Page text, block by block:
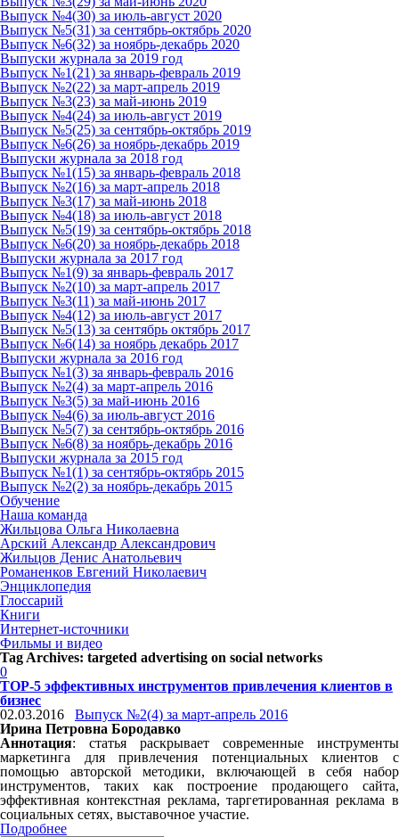
Выпуск №4(30) за июль-август 2020
Выпуск №5(31) за сентябрь-октябрь 2020
Выпуск №6(32) за ноябрь-декабрь 2020
Выпуски журнала за 2019 год
Выпуск №1(21) за январь-февраль 2019
Выпуск №2(22) за март-апрель 2019
Выпуск №3(23) за май-июнь 2019
Выпуск №4(24) за июль-август 2019
Выпуск №5(25) за сентябрь-октябрь 2019
Выпуск №6(26) за ноябрь-декабрь 2019
Выпуски журнала за 2018 год
Выпуск №1(15) за январь-февраль 2018
Выпуск №2(16) за март-апрель 2018
Выпуск №3(17) за май-июнь 2018
Выпуск №4(18) за июль-август 2018
Выпуск №5(19) за сентябрь-октябрь 2018
Выпуск №6(20) за ноябрь-декабрь 2018
Выпуски журнала за 2017 год
Выпуск №1(9) за январь-февраль 2017
Выпуск №2(10) за март-апрель 2017
Выпуск №3(11) за май-июнь 2017
Выпуск №4(12) за июль-август 2017
Выпуск №5(13) за сентябрь октябрь 2017
Выпуск №6(14) за ноябрь декабрь 2017
Выпуски журнала за 2016 год
Выпуск №1(3) за январь-февраль 2016
Выпуск №2(4) за март-апрель 2016
Выпуск №3(5) за май-июнь 2016
Выпуск №4(6) за июль-август 2016
Выпуск №5(7) за сентябрь-октябрь 2016
Выпуск №6(8) за ноябрь-декабрь 2016
Выпуски журнала за 2015 год
Выпуск №1(1) за сентябрь-октябрь 2015
Выпуск №2(2) за ноябрь-декабрь 2015
Обучение
Наша команда
Жильцова Ольга Николаевна
Арский Александр Александрович
Жильцов Денис Анатольевич
Романенков Евгений Николаевич
Энциклопедия
Глоссарий
Книги
Интернет-источники
Фильмы и видео
Tag Archives: targeted advertising on social networks
0
ТОР-5 эффективных инструментов привлечения клиентов в
бизнес
02.03.2016
Выпуск №2(4) за март-апрель 2016
Ирина Петровна Бородавко
Аннотация: статья раскрывает современные инструменты
маркетинга для привлечения потенциальных клиентов с
помощью авторской методики, включающей в себя набор
инструментов, таких как построение продающего сайта,
эффективная контекстная реклама, таргетированная реклама в
социальных сетях, выставочное участие.
Подробнее